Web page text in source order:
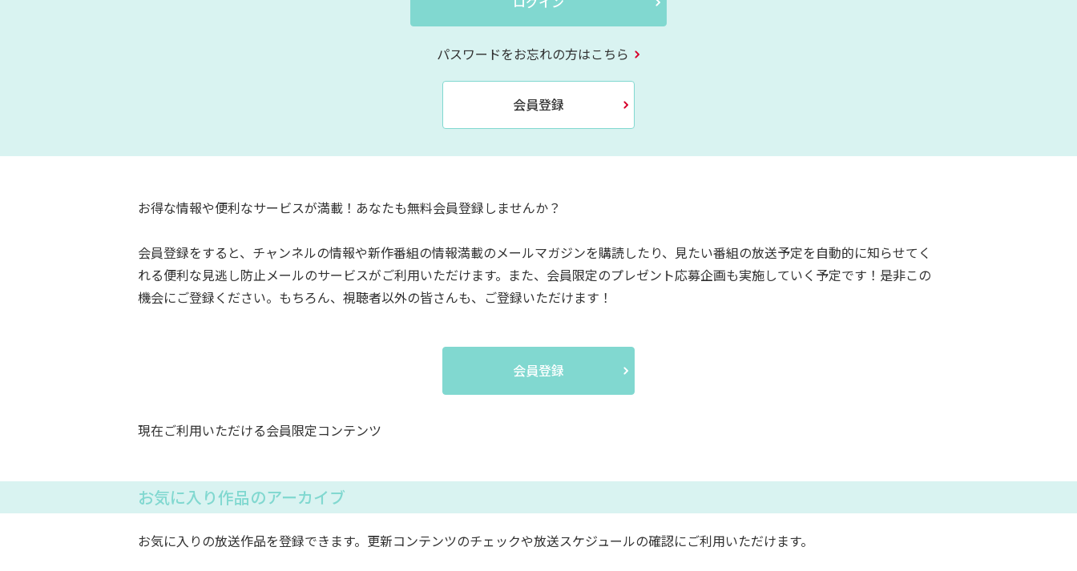
パスワードをお忘れの方はこちら
会員登録
お得な情報や便利なサービスが満載！あなたも無料会員登録しませんか？
会員登録をすると、チャンネルの情報や新作番組の情報満載のメールマガジンを購読したり、見たい番組の放送予定を自動的に知らせてく
れる便利な見逃し防止メールのサービスがご利用いただけます。また、会員限定のプレゼント応募企画も実施していく予定です！是非この
機会にご登録ください。もちろん、視聴者以外の皆さんも、ご登録いただけます！
会員登録
現在ご利用いただける会員限定コンテンツ
お気に入り作品のアーカイブ
お気に入りの放送作品を登録できます。更新コンテンツのチェックや放送スケジュールの確認にご利用いただけます。